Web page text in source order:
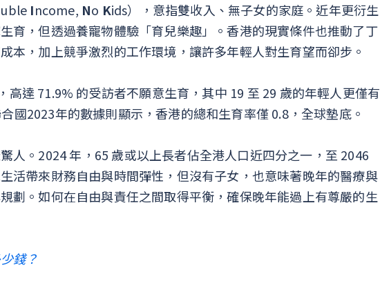
Income, No Kids），意指雙收入、無子女的家庭。近年更衍生
育，但透過養寵物體驗「育兒樂趣」。香港的現實條件也推動了丁
本，加上競爭激烈的工作環境，讓許多年輕人對生育望而卻步。
高達 71.9% 的受訪者不願意生育，其中 19 至 29 歲的年輕人更僅有
國2023年的數據則顯示，香港的總和生育率僅 0.8，全球墊底。
人。2024 年，65 歲或以上長者佔全港人口近四分之一，至 2046
活帶來財務自由與時間彈性，但沒有子女，也意味著晚年的醫療與
劃。如何在自由與責任之間取得平衡，確保晚年能過上有尊嚴的生
錢？